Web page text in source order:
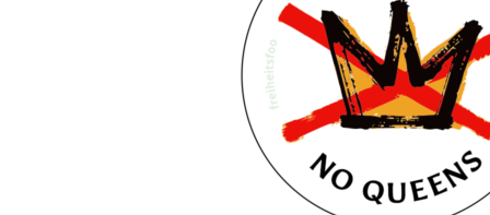
nun
ab
sofort
ein